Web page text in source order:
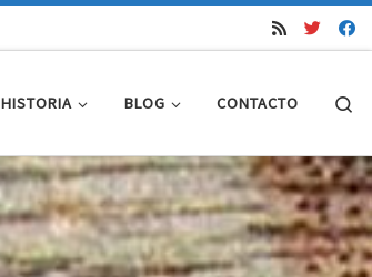
HISTORIA BLOG CONTACTO